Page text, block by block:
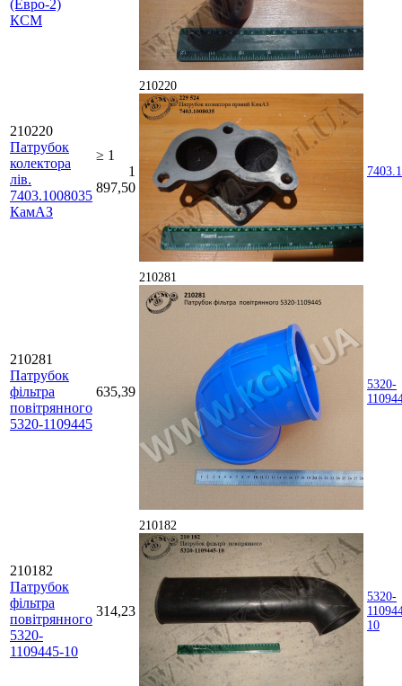
(Евро-2)
КСМ
210220
Патрубок
колектора
лів.
7403.1008035
КамАЗ
≥ 1
1
897,50
210220
210281
Патрубок
фільтра
повітрянного
5320-1109445
635,39
210281
5320-
210182
Патрубок
фільтра
повітрянного
5320-
1109445-10
314,23
210182
5320-
10